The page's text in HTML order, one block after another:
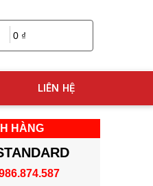
0 ₫
LIÊN HỆ
HÀNG